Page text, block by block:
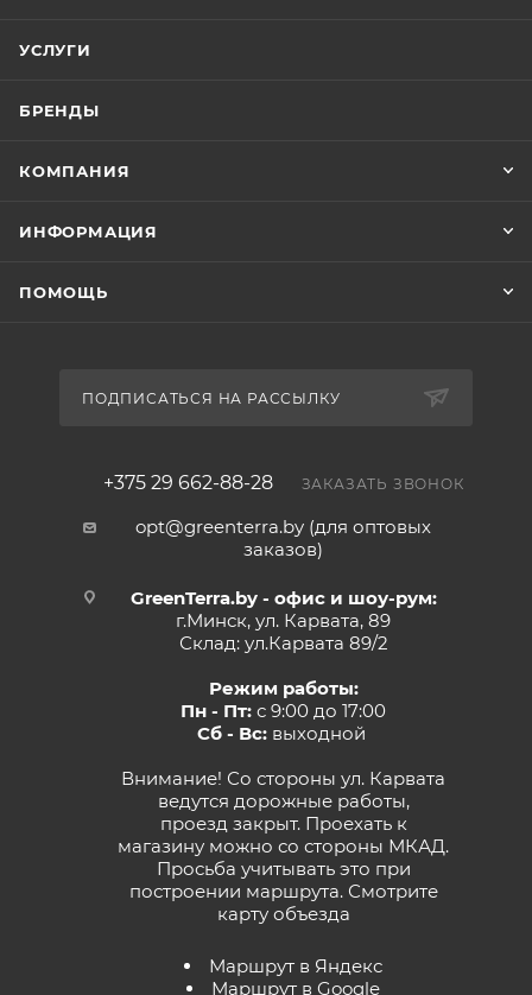
УСЛУГИ
БРЕНДЫ
КОМПАНИЯ
ИНФОРМАЦИЯ
ПОМОЩЬ
ПОДПИСАТЬСЯ НА РАССЫЛКУ
+375 29 662-88-28 ЗАКАЗАТЬ ЗВОНОК
opt@greenterra.by (для оптовых
заказов)
GreenTerra.by - офис и шоу-рум:
г.Минск, ул. Карвата, 89
Склад: ул.Карвата 89/2
Режим работы:
Пн - Пт: с 9:00 до 17:00
Сб - Вс:выходной
Внимание! Со стороны ул. Карвата
ведутся дорожные работы,
проезд закрыт. Проехать к
магазину можно со стороны МКАД.
Просьба учитывать это при
построении маршрута. Смотрите
карту объезда
Маршрут в Яндекс
Маршрут в Google